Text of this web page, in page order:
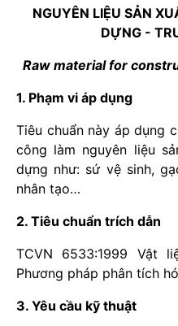
NGUYÊN LIỆU SẢN
DỰNG -
Raw material for
1. Phạm vi áp dụng
Tiêu chuẩn này áp dụng
công làm nguyên liệu
dựng như: sứ vệ sinh,
nhân tạo…
2. Tiêu chuẩn trích dẫn
TCVN 6533:1999 Vật
Phương pháp phân tích
3. Yêu cầu kỹ thuật